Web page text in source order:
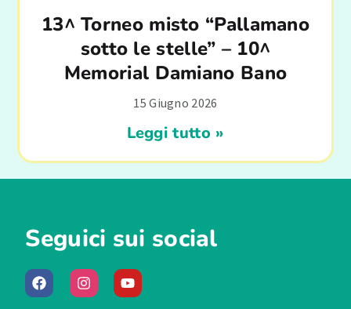
13^ Torneo misto “Pallamano
sotto le stelle” – 10^
Memorial Damiano Bano
15 Giugno 2026
Leggi tutto »
Seguici sui social